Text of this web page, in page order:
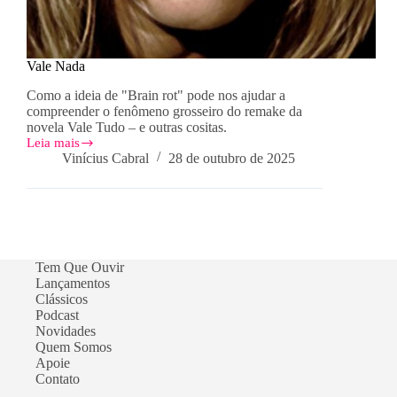
Vale Nada
Como a ideia de "Brain rot" pode nos ajudar a
compreender o fenômeno grosseiro do remake da
novela Vale Tudo – e outras cositas.
Leia mais
Vale
Vinícius Cabral 28 de outubro de 2025
Tem Que Ouvir
Lançamentos
Clássicos
Podcast
Novidades
Quem Somos
Apoie
Contato